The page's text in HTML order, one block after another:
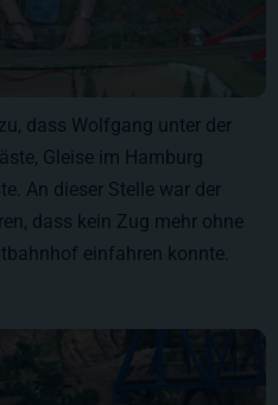
dass Wolfgang unter der
Gleise im Hamburg
An dieser Stelle war der
dass kein Zug mehr ohne
einfahren konnte.